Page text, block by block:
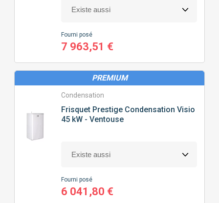
Fourni posé
7 963,51 €
PREMIUM
Condensation
Frisquet Prestige Condensation Visio
45 kW - Ventouse
Fourni posé
6 041,80 €